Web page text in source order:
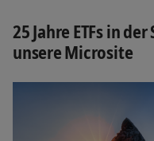
25 Jahre ETFs in
unsere Microsite